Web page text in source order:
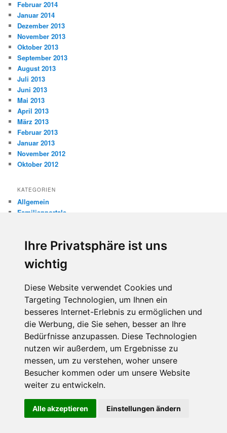
Ihre Privatsphäre ist uns
wichtig
Diese Website verwendet Cookies und
Targeting Technologien, um Ihnen ein
besseres Internet-Erlebnis zu ermöglichen und
die Werbung, die Sie sehen, besser an Ihre
Bedürfnisse anzupassen. Diese Technologien
nutzen wir außerdem, um Ergebnisse zu
messen, um zu verstehen, woher unsere
Besucher kommen oder um unsere Website
weiter zu entwickeln.
Alle akzeptieren Einstellungen ändern
Februar 2014
Januar 2014
Dezember 2013
November 2013
Oktober 2013
September 2013
August 2013
Juli 2013
Juni 2013
Mai 2013
April 2013
März 2013
Februar 2013
Januar 2013
November 2012
Oktober 2012
KATEGORIEN
Allgemein
Familienportale
Internetsicherheit
Missbrauch
META
Anmelden
Eintrags-Feed
Kommentar-Feed
WordPress.org
Stolz präsentiert von WordPress
nutzt, gehen wir von deinem Einverständnis aus.